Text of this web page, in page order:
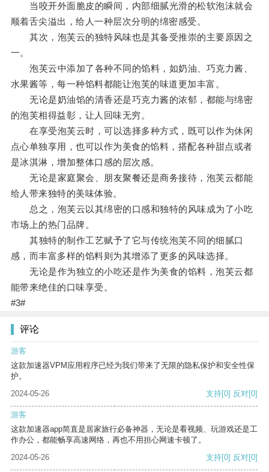
当咬开外面脆皮的瞬间，内部细腻光滑的松软泡沫就会
顺着舌尖溢出，给人一种层次分明的绵密感受。
其次，泡芙云的独特风味也是其备受推崇的主要原因之
一。
泡芙云中添加了各种不同的馅料，如奶油、巧克力酱、
水果酱等，每一种馅料都能让泡芙的味道更加丰富。
无论是奶油馅的清香还是巧克力酱的浓郁，都能与绵密
的泡芙相得益彰，让人回味无穷。
在享受泡芙云时，可以选择多种方式，既可以作为休闲
点心单独享用，也可以作为美食的馅料，搭配各种甜点或者
是冰淇淋，增加整体口感的层次感。
无论是家庭聚会、朋友聚餐还是商务接待，泡芙云都能
给人带来独特的美味体验。
总之，泡芙云以其绵密的口感和独特的风味成为了小吃
市场上的热门品牌。
其独特的制作工艺赋予了它与传统泡芙不同的细腻口
感，而丰富多样的馅料则为其增添了更多的风味选择。
无论是作为独立的小吃还是作为美食的馅料，泡芙云都
能带来绝佳的口味享受。
#3#
评论
游客
这款加速器VPM应用程序已经为我们带来了无限的隐私保护和安全性保
护。
2024-05-26
支持[0] 反对[0]
游客
这款加速器app简直是居家旅行必备神器，无论是看视频、玩游戏还是工
作办公，都能畅享高速网络，再也不用担心网速卡顿了。
2024-05-26
支持[0] 反对[0]